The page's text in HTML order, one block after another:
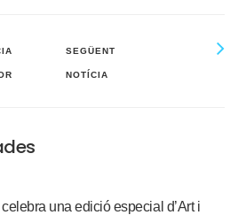
SEGÜENT
NOTÍCIA
una edició especial d’Art i